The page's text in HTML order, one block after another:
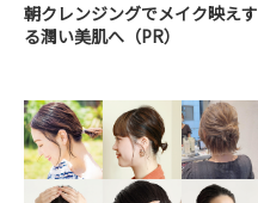
朝クレンジングでメイク映えす
る潤い美肌へ（PR）